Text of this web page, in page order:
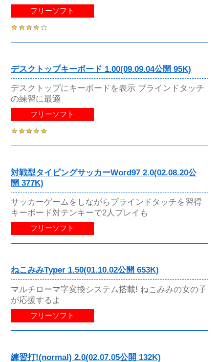
フリーソフト
デスクトップキーボード 1.00(09.09.04公開 95K)
デスクトップにキーボードを表示 ブラインドタッチ
の練習に最適
フリーソフト
対戦型タイピングサッカーWord97 2.0(02.08.20公
開 377K)
サッカーゲームをしながらブラインドタッチを習得
キーボード対テンキーで2人プレイも
フリーソフト
ねこみみTyper 1.50(01.10.02公開 653K)
マルチローマ字変換システム搭載! ねこみみの女の子
が応援するよ
フリーソフト
練習打!(normal) 2.0(02.07.05公開 132K)